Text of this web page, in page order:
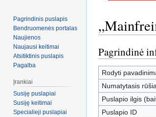
Jump
to
navigation
Jump
to
search
Pagrindinė
Rodyti
Numatytasis
Puslapio ilgis
Puslapio ID
Pagrindinis puslapis
Bendruomenės portalas
Naujienos
Naujausi keitimai
Atsitiktinis puslapis
Pagalba
Įrankiai
Susiję puslapiai
Susiję keitimai
Specialieji puslapiai